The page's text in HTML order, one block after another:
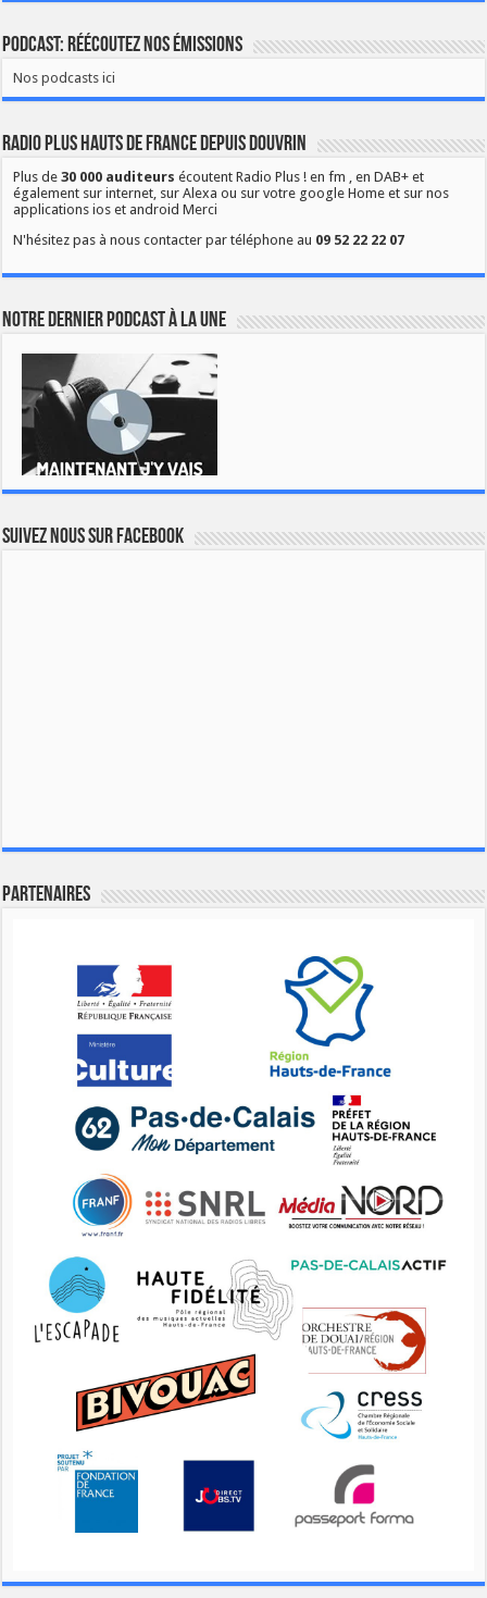
Podcast: Réécoutez nos émissions
Nos podcasts ici
Radio Plus Hauts de France depuis Douvrin
Plus de30 000 auditeurs écoutent Radio Plus ! en fm , en DAB+ et
également sur internet, sur Alexa ou sur votre google Home et sur nos
applications ios et android Merci
N'hésitez pas à nous contacter par téléphone au 09 52 22 22 07
Notre dernier podcast à la une
Suivez nous sur Facebook
Partenaires